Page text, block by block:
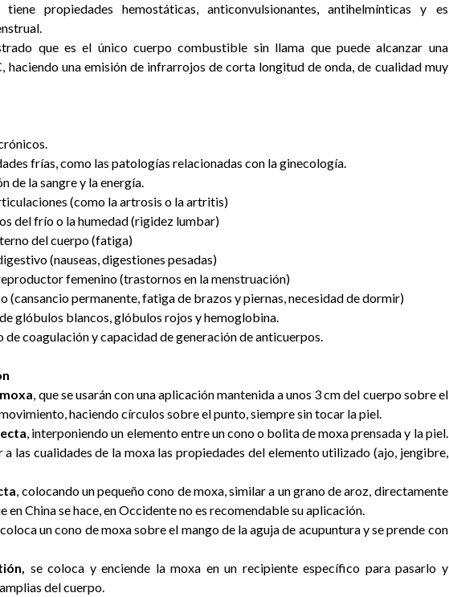
tiene propiedades hemostáticas, anticonvulsionantes, antihelmínticas y es
que es el único cuerpo combustible sin llama que puede alcanzar una
haciendo una emisión de infrarrojos de corta longitud de onda, de cualidad muy
frías, como las patologías relacionadas con la ginecología.
de la sangre y la energía.
(como la artrosis o la artritis)
del frío o la humedad (rigidez lumbar)
del cuerpo (fatiga)
(nauseas, digestiones pesadas)
femenino (trastornos en la menstruación)
(cansancio permanente, fatiga de brazos y piernas, necesidad de dormir)
glóbulos blancos, glóbulos rojos y hemoglobina.
de coagulación y capacidad de generación de anticuerpos.
, que se usarán con una aplicación mantenida a unos 3 cm del cuerpo sobre el
haciendo círculos sobre el punto, siempre sin tocar la piel.
, interponiendo un elemento entre un cono o bolita de moxa prensada y la piel.
las cualidades de la moxa las propiedades del elemento utilizado (ajo, jengibre,
, colocando un pequeño cono de moxa, similar a un grano de aroz, directamente
en China se hace, en Occidente no es recomendable su aplicación.
coloca un cono de moxa sobre el mango de la aguja de acupuntura y se prende con
se coloca y enciende la moxa en un recipiente específico para pasarlo y
del cuerpo.